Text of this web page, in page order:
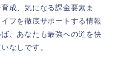
成、気になる課金要素ま
フを徹底サポートする情報
、あなたも最強への道を快
なしです。